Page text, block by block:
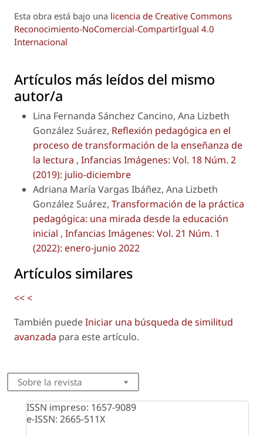
Esta obra está bajo una licencia de Creative Commons
Reconocimiento-NoComercial-CompartirIgual 4.0
Internacional
Artículos más leídos del mismo
autor/a
Lina Fernanda Sánchez Cancino, Ana Lizbeth
González Suárez, Reflexión pedagógica en el
proceso de transformación de la enseñanza de
la lectura , Infancias Imágenes: Vol. 18 Núm. 2
(2019): julio-diciembre
Adriana María Vargas Ibáñez, Ana Lizbeth
González Suárez, Transformación de la práctica
pedagógica: una mirada desde la educación
inicial , Infancias Imágenes: Vol. 21 Núm. 1
(2022): enero-junio 2022
Artículos similares
<<<
También puedeIniciar una búsqueda de similitud
avanzada para este artículo.
Sobre la revista
ISSN impreso: 1657-9089
e-ISSN: 2665-511X